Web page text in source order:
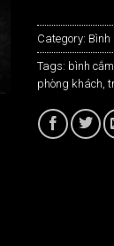
Category: Bình
Tags: bình
phòng khách,